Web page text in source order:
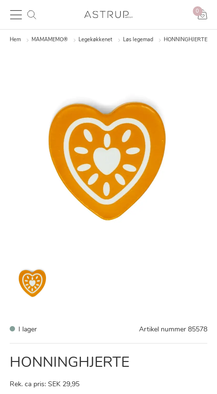
0
Hem MAMAMEMO® Legekøkkenet Løs legemad HONNINGHJERTE
I lager Artikel nummer 85578
HONNINGHJERTE
Rek. ca pris: SEK 29,95